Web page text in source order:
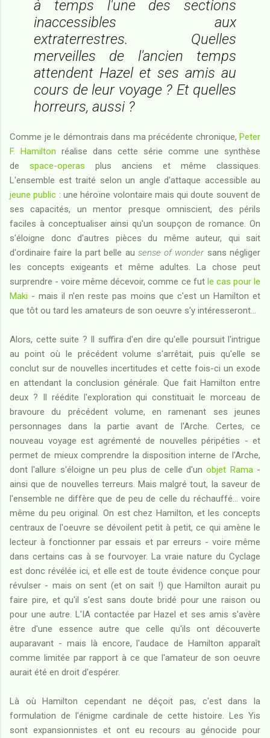
à temps l'une des sections
inaccessibles aux
extraterrestres. Quelles
merveilles de l'ancien temps
attendent Hazel et ses amis au
cours de leur voyage ? Et quelles
horreurs, aussi ?
Comme je le démontrais dans ma précédente chronique, Peter
F. Hamilton réalise dans cette série comme une synthèse
de space-operas plus anciens et même classiques.
L'ensemble est traité selon un angle d'attaque accessible au
jeune public : une héroïne volontaire mais qui doute souvent de
ses capacités, un mentor presque omniscient, des périls
faciles à conceptualiser ainsi qu'un soupçon de romance. On
s'éloigne donc d'autres pièces du même auteur, qui sait
d'ordinaire faire la part belle au sense of wondersans négliger
les concepts exigeants et même adultes. La chose peut
surprendre - voire même décevoir, comme ce fut le cas pour le
Maki - mais il n'en reste pas moins que c'est un Hamilton et
que tôt ou tard les amateurs de son oeuvre s'y intéresseront...
Alors, cette suite ? Il suffira d'en dire qu'elle poursuit l'intrigue
au point où le précédent volume s'arrêtait, puis qu'elle se
conclut sur de nouvelles incertitudes et cette fois-ci un exode
en attendant la conclusion générale. Que fait Hamilton entre
deux ? Il réédite l'exploration qui constituait le morceau de
bravoure du précédent volume, en ramenant ses jeunes
personnages dans la partie avant de l'Arche. Certes, ce
nouveau voyage est agrémenté de nouvelles péripéties - et
permet de mieux comprendre la disposition interne de l'Arche,
dont l'allure s'éloigne un peu plus de celle d'unobjet Rama-
ainsi que de nouvelles terreurs. Mais malgré tout, la saveur de
l'ensemble ne diffère que de peu de celle du réchauffé... voire
même du peu original. On est chez Hamilton, et les concepts
centraux de l'oeuvre se dévoilent petit à petit, ce qui amène le
lecteur à fonctionner par essais et par erreurs - voire même
dans certains cas à se fourvoyer. La vraie nature du Cyclage
est donc révélée ici, et elle est de toute évidence conçue pour
révulser - mais on sent (et on sait !) que Hamilton aurait pu
faire pire, et qu'il s'est sans doute bridé pour une raison ou
pour une autre. L'IA contactée par Hazel et ses amis s'avère
être d'une essence autre que celle qu'ils ont découverte
auparavant - mais là encore, l'audace de Hamilton apparaît
comme limitée par rapport à ce que l'amateur de son oeuvre
aurait été en droit d'espérer.
Là où Hamilton cependant ne déçoit pas, c'est dans la
formulation de l'énigme cardinale de cette histoire. Les Yis
sont expansionnistes et ont eu recours au génocide pour